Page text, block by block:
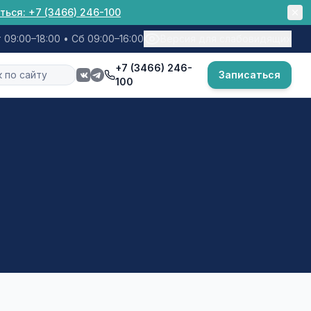
+7 (3466) 246-100
09:00–18:00 • Сб 09:00–16:00
+7 (3466) 246-
100
Записаться